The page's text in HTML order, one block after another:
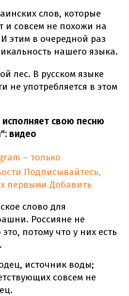
слов, которые
и совсем не похожи на
этим в очередной раз
нашего языка.
лес. В русском языке
не употребляется в этом
свою песню
видео
– только
Подписывайтесь,
первыми Добавить
слово для
Россияне не
потому что у них есть
источник воды;
совсем не